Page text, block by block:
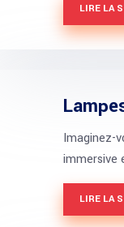
LIRE LA
Imaginez-
immersive
LIRE LA